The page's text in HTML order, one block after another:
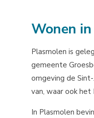
Wonen
Plasmolen is
gemeente
omgeving de
van, waar ook
In Plasmolen